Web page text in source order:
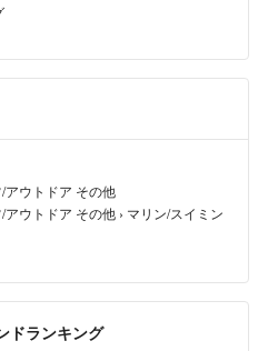
アウトドア その他
アウトドア その他 › マリン/スイミン
ドランキング